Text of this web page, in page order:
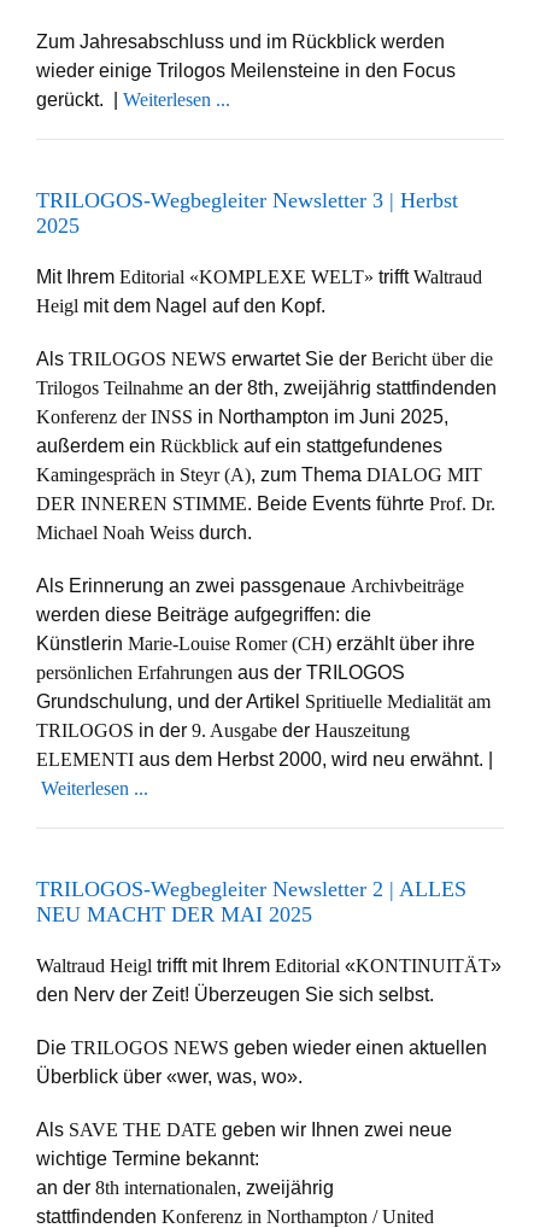
Zum Jahresabschluss und im Rückblick werden
wieder einige Trilogos Meilensteine in den Focus
gerückt. |
Weiterlesen ...
TRILOGOS-Wegbegleiter Newsletter 3 | Herbst
2025
Mit Ihrem Editorial «KOMPLEXE WELT» trifftWaltraud
Heigl mit dem Nagel auf den Kopf.
Als TRILOGOS NEWS erwartet Sie der Bericht über die
Trilogos Teilnahme an der 8th, zweijährig stattfindenden
Konferenz der INSS in Northampton im Juni 2025,
außerdem ein Rückblick auf ein stattgefundenes
Kamingespräch in Steyr (A), zum Thema DIALOG MIT
DER INNEREN STIMME. Beide Events führte Prof. Dr.
Michael Noah Weiss durch.
Als Erinnerung an zwei passgenaue Archivbeiträge
werden diese Beiträge aufgegriffen: die
Künstlerin Marie-Louise Romer (CH) erzählt über ihre
persönlichen Erfahrungen aus der TRILOGOS
Grundschulung, und der Artikel Spritiuelle Medialität am
TRILOGOS in der 9. Ausgabe der Hauszeitung
ELEMENTI aus dem Herbst 2000, wird neu erwähnt. |
Weiterlesen ...
TRILOGOS-Wegbegleiter Newsletter 2 | ALLES
NEU MACHT DER MAI 2025
Waltraud Heigl trifft mit Ihrem Editorial «KONTINUITÄT»
den Nerv der Zeit! Überzeugen Sie sich selbst.
Die TRILOGOS NEWS geben wieder einen aktuellen
Überblick über «wer, was, wo».
Als SAVE THE DATE geben wir Ihnen zwei neue
wichtige Termine bekannt:
an der 8th internationalen, zweijährig
stattfindenden Konferenz in Northampton / United